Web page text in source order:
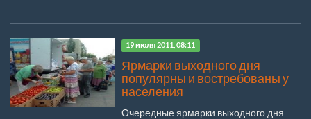
19 июля 2011, 08:11
Ярмарки выходного дня
популярны и востребованы у
населения
Очередные ярмарки выходного дня